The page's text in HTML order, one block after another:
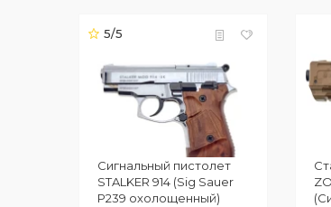
5/5
Сигнальный пистолет
STALKER 914 (Sig Sauer
P239 охолощенный)